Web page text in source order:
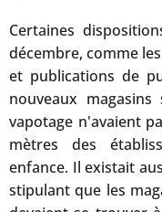
Certaines
décembre, comme
et publications de
nouveaux
vapotage n'avaient
mètres des
enfance. Il existait
stipulant que les